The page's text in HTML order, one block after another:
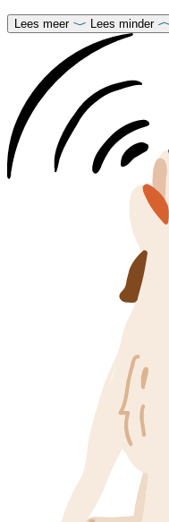
Lees meer Lees minder